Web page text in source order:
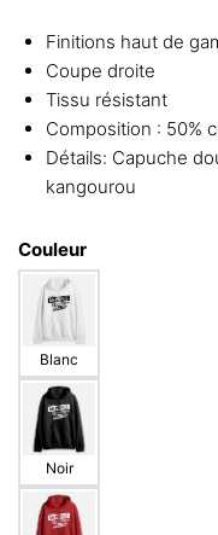
Finitions haut de
Coupe droite
Tissu résistant
Composition : 50%
Détails: Capuche
kangourou
Couleur
Blanc
Noir